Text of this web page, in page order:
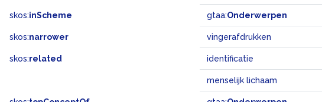
skos:inScheme gtaa:Onderwerpen
skos:narrower vingerafdrukken
skos:related identificatie
menselijk lichaam